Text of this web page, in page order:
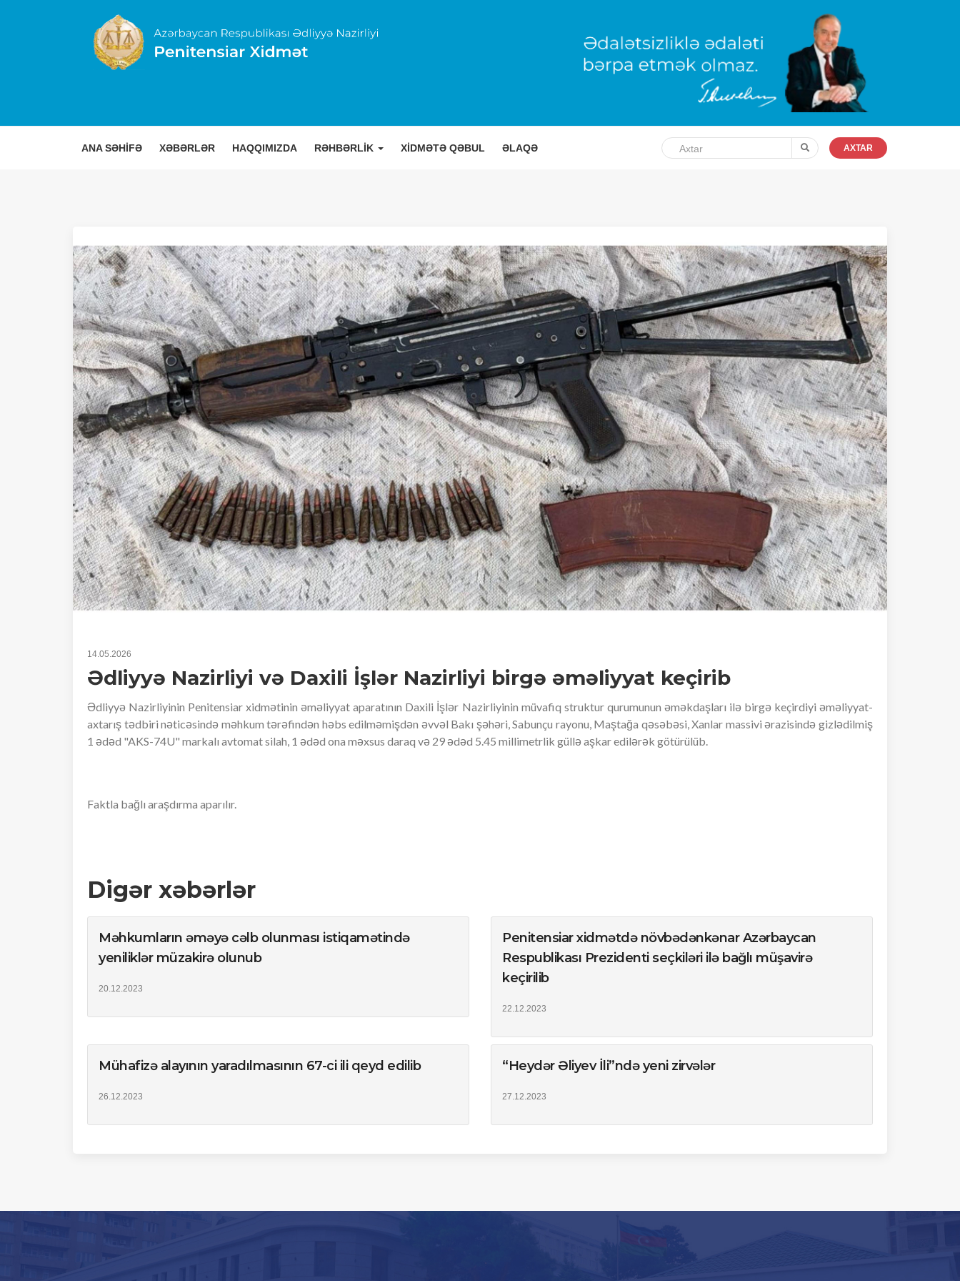
ANA SƏHİFƏ XƏBƏRLƏR HAQQIMIZDA RƏHBƏRLİK XİDMƏTƏ QƏBUL ƏLAQƏ AXTAR
14.05.2026
Ədliyyə Nazirliyi və Daxili İşlər Nazirliyi birgə əməliyyat keçirib
Ədliyyə Nazirliyinin Penitensiar xidmətinin əməliyyat aparatının Daxili İşlər Nazirliyinin müvafiq struktur qurumunun əməkdaşları ilə birgə keçirdiyi əməliyyat-
axtarış tədbiri nəticəsində məhkum tərəfindən həbs edilməmişdən əvvəl Bakı şəhəri, Sabunçu rayonu, Maştağa qəsəbəsi, Xanlar massivi ərazisində gizlədilmiş
1 ədəd "AKS-74U" markalı avtomat silah, 1 ədəd ona məxsus daraq və 29 ədəd 5.45 millimetrlik güllə aşkar edilərək götürülüb.
Faktla bağlı araşdırma aparılır.
Digər xəbərlər
Məhkumların əməyə cəlb olunması istiqamətində
yeniliklər müzakirə olunub
20.12.2023
Penitensiar xidmətdə növbədənkənar Azərbaycan
Respublikası Prezidenti seçkiləri ilə bağlı müşavirə
keçirilib
22.12.2023
Mühafizə alayının yaradılmasının 67-ci ili qeyd edilib
26.12.2023
“Heydər Əliyev İli”ndə yeni zirvələr
27.12.2023